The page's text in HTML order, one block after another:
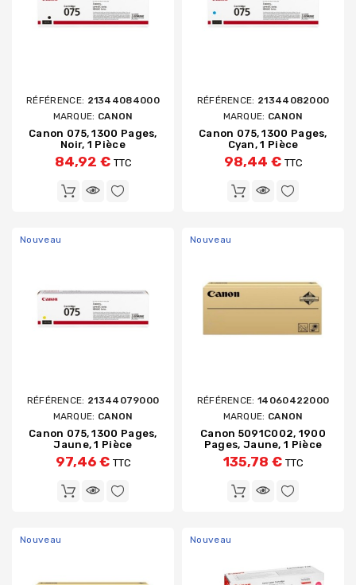
RÉFÉRENCE: 21344084000
MARQUE: CANON
Canon 075, 1300 Pages,
Noir, 1 Pièce
84,92 € TTC
RÉFÉRENCE: 21344082000
MARQUE: CANON
Canon 075, 1300 Pages,
Cyan, 1 Pièce
98,44 € TTC
Nouveau
RÉFÉRENCE: 21344079000
MARQUE: CANON
Canon 075, 1300 Pages,
Jaune, 1 Pièce
97,46 € TTC
Nouveau
RÉFÉRENCE: 14060422000
MARQUE: CANON
Canon 5091C002, 1900
Pages, Jaune, 1 Pièce
135,78 € TTC
Nouveau Nouveau